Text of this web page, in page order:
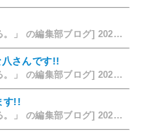
[大阪・南河内の情報紙「らくうぇる。」 の編集部ブログ] 2026/07/28 18:42
八さんです!!
[大阪・南河内の情報紙「らくうぇる。」 の編集部ブログ] 2026/07/26 14:12
す!!
[大阪・南河内の情報紙「らくうぇる。」 の編集部ブログ] 2026/07/25 15:35